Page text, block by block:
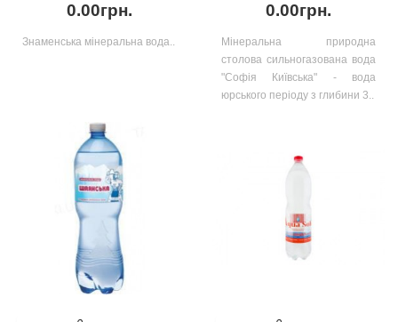
0.00грн.
Знаменська мінеральна вода..
0.00грн.
Мінеральна природна
столова сильногазована вода
"Софія Київська" - вода
юрського періоду з глибини 3..